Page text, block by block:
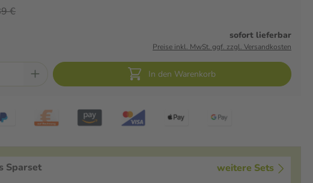
€
sofort lieferbar
Preise inkl. MwSt. ggf. zzgl. Versandkosten
In den Warenkorb
Sparset
weitere Sets